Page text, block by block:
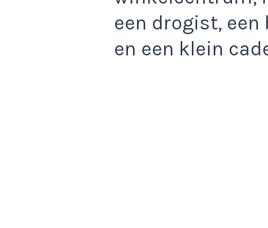
een drogist,
en een klein